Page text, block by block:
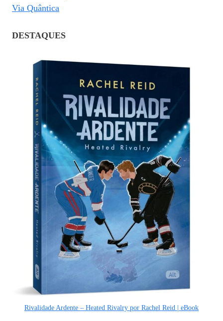
Via Quântica
DESTAQUES
Rivalidade Ardente – Heated Rivalry por Rachel Reid | eBook